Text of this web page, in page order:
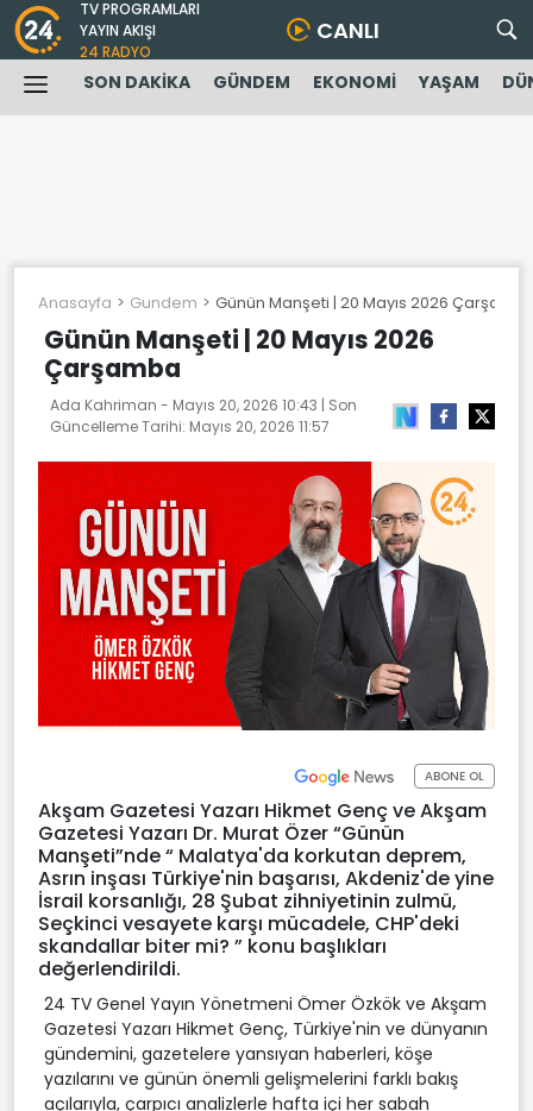
TV PROGRAMLARI
YAYIN AKIŞI
24 RADYO
CANLI
SON DAKİKA GÜNDEM EKONOMİ YAŞAM
Anasayfa Gundem Günün Manşeti | 20 Mayıs 2026
Günün Manşeti | 20 Mayıs 2026
Çarşamba
Ada Kahriman - Mayıs 20, 2026 10:43 | Son
Güncelleme Tarihi: Mayıs 20, 2026 11:57
ABONE OL
Akşam Gazetesi Yazarı Hikmet Genç ve Akşam
Gazetesi Yazarı Dr. Murat Özer “Günün
Manşeti”nde “ Malatya'da korkutan deprem,
Asrın inşası Türkiye'nin başarısı, Akdeniz'de yine
İsrail korsanlığı, 28 Şubat zihniyetinin zulmü,
Seçkinci vesayete karşı mücadele, CHP'deki
skandallar biter mi? ” konu başlıkları
değerlendirildi.
24 TV Genel Yayın Yönetmeni Ömer Özkök ve Akşam
Gazetesi Yazarı Hikmet Genç, Türkiye'nin ve dünyanın
gündemini, gazetelere yansıyan haberleri, köşe
yazılarını ve günün önemli gelişmelerini farklı bakış
açılarıyla, çarpıcı analizlerle hafta içi her sabah